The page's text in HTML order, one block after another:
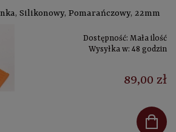
Silikonowy, Pomarańczowy, 22mm
Dostępność: Mała ilość
Wysyłka w: 48 godzin
89,00 zł